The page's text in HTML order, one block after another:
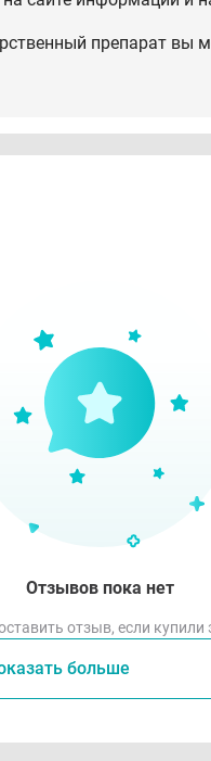
препарат вы
Отзывов пока нет
отзыв, если купили
больше